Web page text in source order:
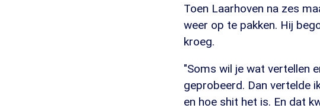
Toen Laarhoven na zes
weer op te pakken. Hij
kroeg.
"Soms wil je wat vertellen
geprobeerd. Dan vertelde
en hoe shit het is. En dat